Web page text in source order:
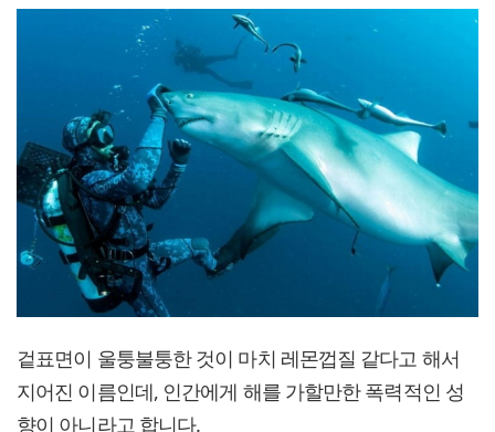
겉표면이 울퉁불퉁한 것이 마치 레몬껍질 같다고 해서
지어진 이름인데, 인간에게 해를 가할만한 폭력적인 성
향이 아니라고 합니다.